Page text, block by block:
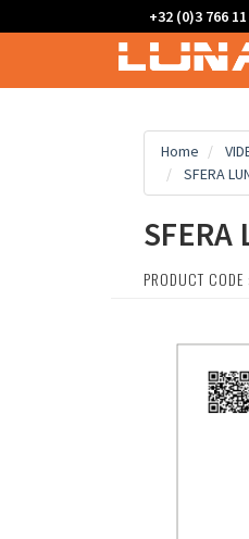
+32 (0)3 766
Home
SFERA
SFERA
PRODUCT